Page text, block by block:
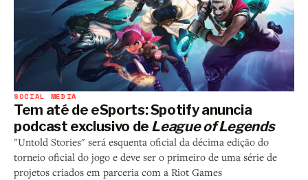
SOCIAL MEDIA
Tem até de eSports: Spotify anuncia
podcast exclusivo de League of Legends
"Untold Stories" será esquenta oficial da décima edição do
torneio oficial do jogo e deve ser o primeiro de uma série de
projetos criados em parceria com a Riot Games